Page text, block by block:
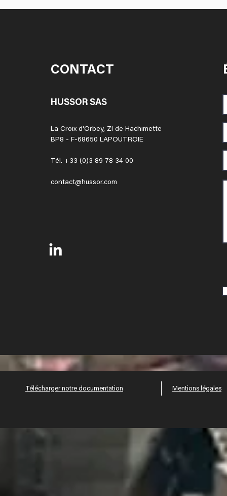
CONTACT
HUSSOR SAS
La Croix d'Orbey, ZI de Hachimette
BP8 - F-68650 LAPOUTROIE
Tél. +33 (0)3 89 78 34 00
contact@hussor.com
Télécharger notre documentation Mentions légales